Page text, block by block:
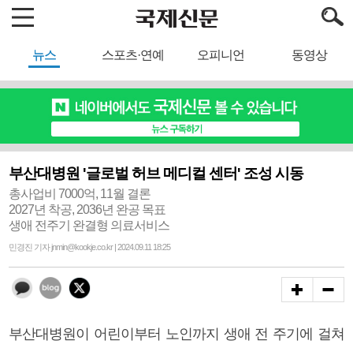
뉴스 스포츠·연예 오피니언 동영상
부산대병원 '글로벌 허브 메디컬 센터' 조성 시동
총사업비 7000억, 11월 결론
2027년 착공, 2036년 완공 목표
생애 전주기 완결형 의료서비스
민경진 기자 jnmin@kookje.co.kr | 2024.09.11 18:25
부산대병원이 어린이부터 노인까지 생애 전 주기에 걸쳐